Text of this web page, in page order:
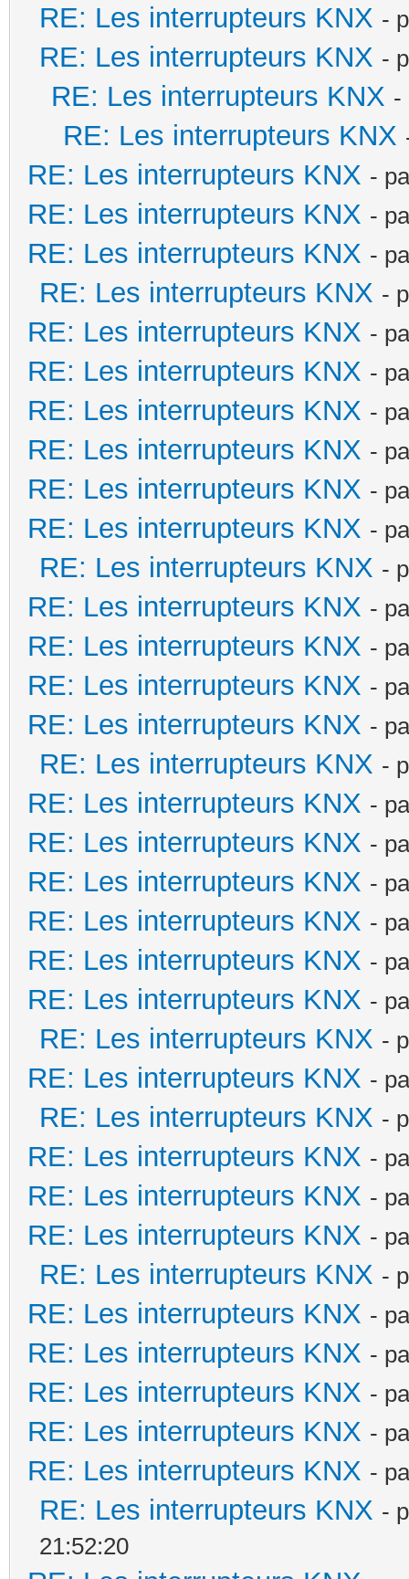
RE: Les interrupteurs KNX -
RE: Les interrupteurs KNX -
RE: Les interrupteurs KNX -
RE: Les interrupteurs KNX
RE: Les interrupteurs KNX -
RE: Les interrupteurs KNX -
RE: Les interrupteurs KNX -
RE: Les interrupteurs KNX -
RE: Les interrupteurs KNX -
RE: Les interrupteurs KNX -
RE: Les interrupteurs KNX -
RE: Les interrupteurs KNX -
RE: Les interrupteurs KNX -
RE: Les interrupteurs KNX -
RE: Les interrupteurs KNX -
RE: Les interrupteurs KNX -
RE: Les interrupteurs KNX -
RE: Les interrupteurs KNX -
RE: Les interrupteurs KNX -
RE: Les interrupteurs KNX -
RE: Les interrupteurs KNX -
RE: Les interrupteurs KNX -
RE: Les interrupteurs KNX -
RE: Les interrupteurs KNX -
RE: Les interrupteurs KNX -
RE: Les interrupteurs KNX -
RE: Les interrupteurs KNX -
RE: Les interrupteurs KNX -
RE: Les interrupteurs KNX -
RE: Les interrupteurs KNX -
RE: Les interrupteurs KNX -
RE: Les interrupteurs KNX -
RE: Les interrupteurs KNX -
RE: Les interrupteurs KNX -
RE: Les interrupteurs KNX -
RE: Les interrupteurs KNX -
RE: Les interrupteurs KNX -
RE: Les interrupteurs KNX -
RE: Les interrupteurs KNX -
21:52:20